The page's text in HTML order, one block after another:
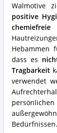
Walmotive
positive
chemiefreie
Hebammen
dass es
Tragbarkeit
verwendet
Bedürfnissen.